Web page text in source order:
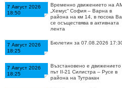
7 Август 2026
18:50
Временно движението на
„Хемус“ София – Варна в
района на км 14, в посока
се осъществява в активната
лента
7 Август 2026
18:25
Бюлетин за 07.08.2026
7 Август 2026
18:25
Възстановено е движението
път II-21 Силистра – Русе в
района на Тутракан